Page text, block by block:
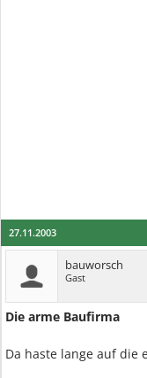
27.11.2003
bauworsch
Gast
Die arme Baufirma
Da haste lange auf die